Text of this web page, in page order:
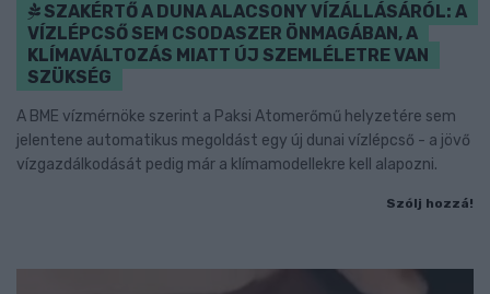
SZAKÉRTŐ A DUNA ALACSONY VÍZÁLLÁSÁRÓL: A
VÍZLÉPCSŐ SEM CSODASZER ÖNMAGÁBAN, A
KLÍMAVÁLTOZÁS MIATT ÚJ SZEMLÉLETRE VAN
SZÜKSÉG
A BME vízmérnöke szerint a Paksi Atomerőmű helyzetére sem
jelentene automatikus megoldást egy új dunai vízlépcső - a jövő
vízgazdálkodását pedig már a klímamodellekre kell alapozni.
Szólj hozzá!